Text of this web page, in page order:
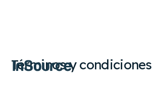
Términos y condiciones